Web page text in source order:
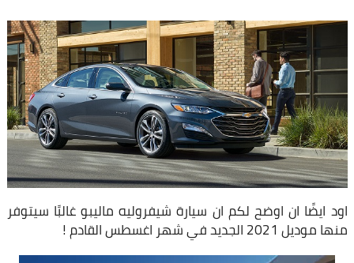
اود ايضًا ان اوضح لكم ان سيارة شيفروليه ماليبو غالبًا سيتوفر
منها موديل 2021 الجديد في شهر اغسطس القادم !